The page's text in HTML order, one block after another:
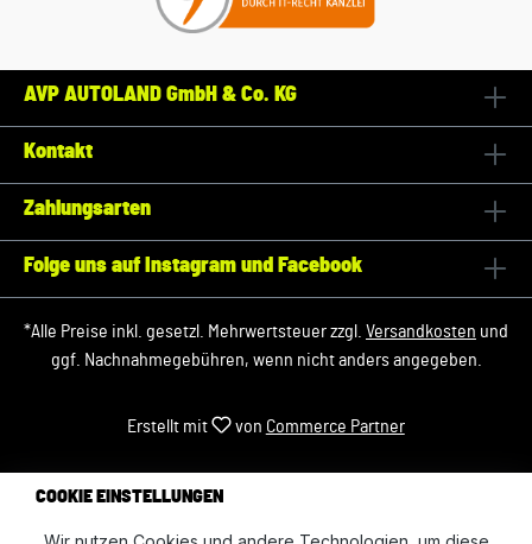
AVP AUTOLAND GmbH & Co. KG
Kontakt
Zahlungsarten
Folge uns auf Instagram und Facebook
*Alle Preise inkl. gesetzl. Mehrwertsteuer zzgl. Versandkosten und
ggf. Nachnahmegebühren, wenn nicht anders angegeben.
Erstellt mit von Commerce Partner
COOKIE EINSTELLUNGEN